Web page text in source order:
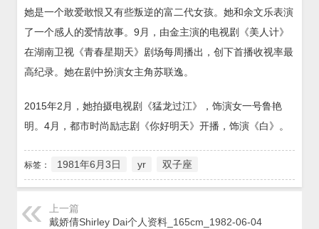
她是一个敢爱敢恨又有些叛逆的富二代女孩。她和余文乐表演
了一个感人的爱情故事。9月，由金主演的电视剧《美人计》
在湖南卫视《青春星期天》剧场每周播出，创下首播收视率最
高纪录。她在剧中扮演女主角苏联逸。
2015年2月，她拍摄电视剧《猛龙过江》，饰演女一号鲁艳
明。4月，都市时尚励志剧《你好明天》开播，饰演《白》。
标签： 1981年6月3日 yr 双子座
上一篇
戴娇倩Shirley Dai个人资料_165cm_1982-06-04